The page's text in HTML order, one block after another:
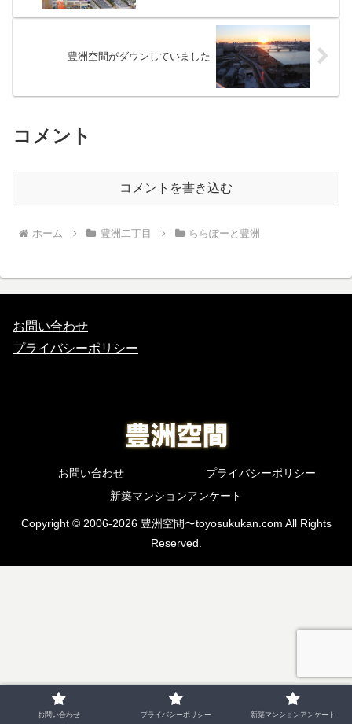
豊洲空間がダウンしていました
コメント
コメントを書き込む
ホーム 豊洲二丁目 ららぽーと豊洲
お問い合わせ
プライバシーポリシー
お問い合わせ
プライバシーポリシー
新築マンションアンケート
Copyright © 2006-2026 豊洲空間〜toyosukukan.com All Rights
Reserved.
お問い合わせ プライバシーポリシー 新築マンションアンケート